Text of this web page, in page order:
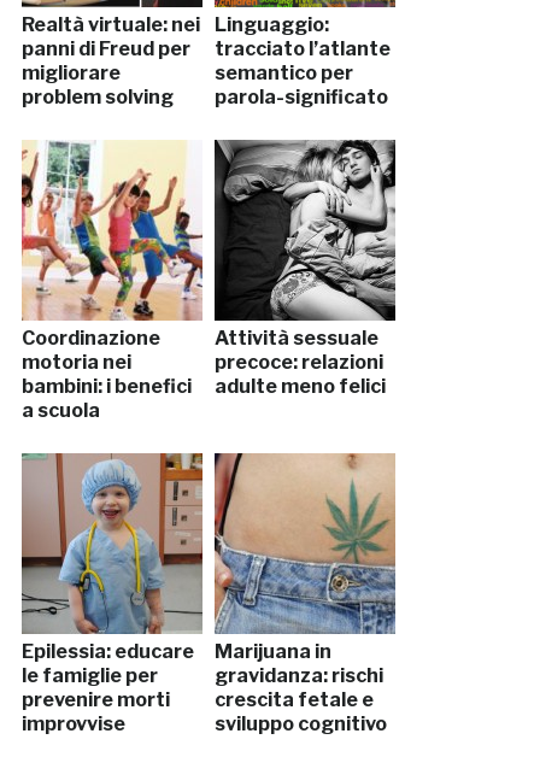
Realtà virtuale: nei
panni di Freud per
migliorare
problem solving
Linguaggio:
tracciato l’atlante
semantico per
parola-significato
Coordinazione
motoria nei
bambini: i benefici
a scuola
Attività sessuale
precoce: relazioni
adulte meno felici
Epilessia: educare
le famiglie per
prevenire morti
improvvise
Marijuana in
gravidanza: rischi
crescita fetale e
sviluppo cognitivo